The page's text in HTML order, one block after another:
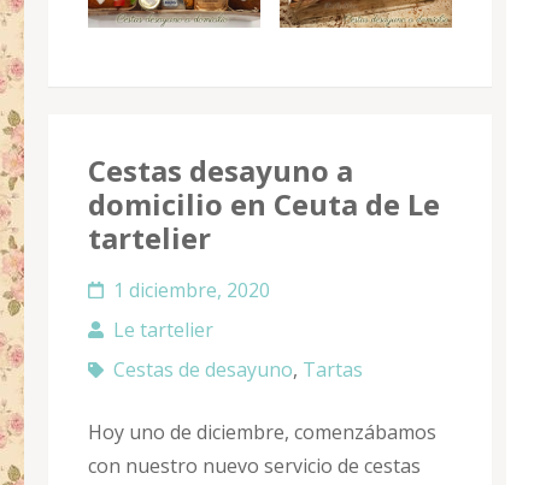
Cestas desayuno a
domicilio en Ceuta de Le
tartelier
1 diciembre, 2020
Le tartelier
Cestas de desayuno, Tartas
Hoy uno de diciembre, comenzábamos
con nuestro nuevo servicio de cestas